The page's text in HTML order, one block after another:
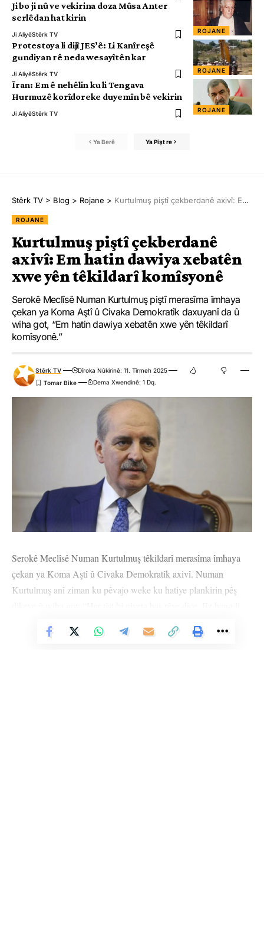
ROJANE
Ji bo ji nû ve vekirina doza Mûsa Anter
serlêdan hat kirin
Ji AliyêStêrk TV
ROJANE
Protestoya li dijî JES’ê: Li Kanîreşê
gundiyan rê neda wesayîtên kar
Ji AliyêStêrk TV
ROJANE
Îran: Em ê nehêlin ku li Tengava
Hurmuzê korîdoreke duyemîn bê vekirin
Ji AliyêStêrk TV
Ya Berê Ya Pişt re
Stêrk TV > Blog > Rojane > Kurtulmuş piştî çekberdanê axivî: Em hatin dawiya xebatên xwe yên têkildarî komîsyonê
ROJANE
Kurtulmuş piştî çekberdanê
axivî: Em hatin dawiya xebatên
xwe yên têkildarî komîsyonê
Serokê Meclîsê Numan Kurtulmuş piştî merasîma îmhaya
çekan ya Koma Aştî û Civaka Demokratîk daxuyanî da û
wiha got, “Em hatin dawiya xebatên xwe yên têkildarî
komîsyonê.”
Stêrk TV
Dîroka Nûkirinê: 11. Tîrmeh 2025
Dema Xwendinê: 1 Dq.
Serokê Meclîsê Numan Kurtulmuş têkildarî merasîma îmhaya
çekan ya Koma Aştî û Civaka Demokratîk axivî. Numan
Kurtulmuş anî ziman ku pêvajo weke ku hatiye plankirin pêş
xebatên xwe yên têkildarî komîsyonê. Em ê tespît bikin ku wê
Vê Nûçeyê Bixwîne